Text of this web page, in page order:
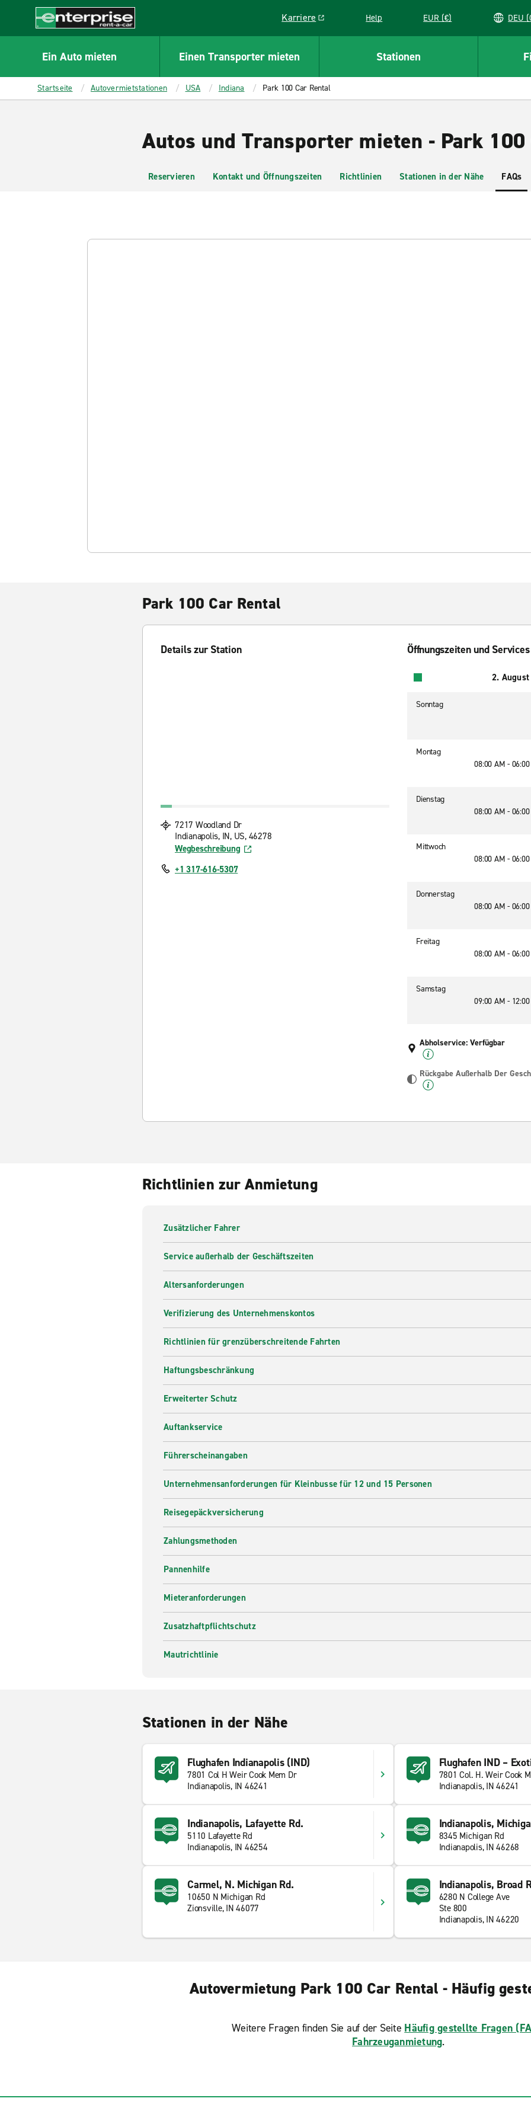
CONTENT
Enterprise
Karriere
Link opens in a new window
Help EUR (€)
Ein Auto mieten Einen Transporter mieten Stationen
Startseite Autovermietstationen USA Indiana Park 100 Car Rental
Autos und Transporter mieten - Park 100
Reservieren Kontakt und Öffnungszeiten Richtlinien Stationen in der Nähe FAQs
Park 100 Car Rental
Details zur Station
7217 Woodland Dr
Indianapolis, IN, US, 46278
Wegbeschreibung
+1 317-616-5307
Öffnungszeiten und Services
2.
Sonntag
Montag
08:00 AM -
Dienstag
08:00 AM -
Mittwoch
08:00 AM -
Donnerstag
08:00 AM -
Freitag
08:00 AM -
Samstag
09:00 AM -
Abholservice: Verfügbar
Rückgabe Außerhalb Der
Richtlinien zur Anmietung
Zusätzlicher Fahrer
Service außerhalb der Geschäftszeiten
Altersanforderungen
Verifizierung des Unternehmenskontos
Richtlinien für grenzüberschreitende Fahrten
Haftungsbeschränkung
Erweiterter Schutz
Auftankservice
Führerscheinangaben
Unternehmensanforderungen für Kleinbusse für 12 und 15 Personen
Reisegepäckversicherung
Zahlungsmethoden
Pannenhilfe
Mieteranforderungen
Zusatzhaftpflichtschutz
Mautrichtlinie
Stationen in der Nähe
Flughafen Indianapolis (IND)
7801 Col H Weir Cook Mem Dr
Indianapolis, IN 46241
Flughafen IND –
7801 Col. H. Weir Cook
Indianapolis, IN 46241
Indianapolis, Lafayette Rd.
5110 Lafayette Rd
Indianapolis, IN 46254
Indianapolis,
8345 Michigan Rd
Indianapolis, IN 46268
Carmel, N. Michigan Rd.
10650 N Michigan Rd
Zionsville, IN 46077
Indianapolis, Broad
6280 N College Ave
Ste 800
Indianapolis, IN 46220
Autovermietung Park 100 Car Rental - Häufig
Weitere Fragen finden Sie auf der Seite Häufig gestellte Fragen
Fahrzeuganmietung.